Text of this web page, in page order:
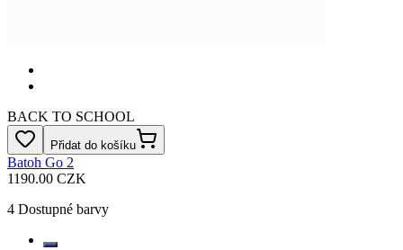
BACK TO SCHOOL
Přidat do košíku
Batoh Go 2
1190.00 CZK
4 Dostupné barvy